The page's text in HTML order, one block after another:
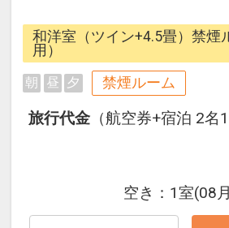
できるダイナミック
ら、一都市滞在はも
にも最適！
旅行期間中の1泊だけ
泊・飛び泊なども自
フライトは、安心の
JALグループ）確約
オプションでレンタ
通・体験プランなど
和洋室（ツイン+4.5畳）禁煙
用）
朝 昼 夕 禁煙ルーム
旅行代金 （航空券+宿泊 2
空き： 1室(08